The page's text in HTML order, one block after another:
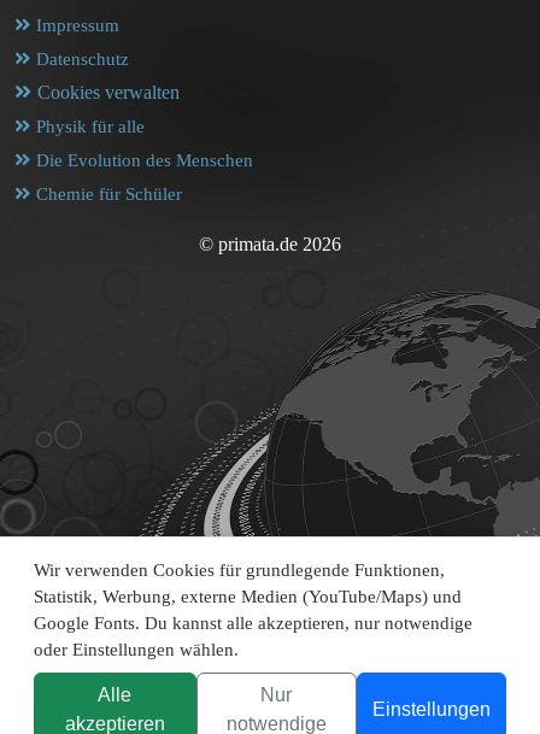
Wir verwenden Cookies für grundlegende Funktionen,
Statistik, Werbung, externe Medien (YouTube/Maps) und
Google Fonts. Du kannst alle akzeptieren, nur notwendige
oder Einstellungen wählen.
Alle
akzeptieren
Nur
notwendige
Einstellungen
Impressum
Datenschutz
Cookies verwalten
Physik für alle
Die Evolution des Menschen
Chemie für Schüler
© primata.de 2026